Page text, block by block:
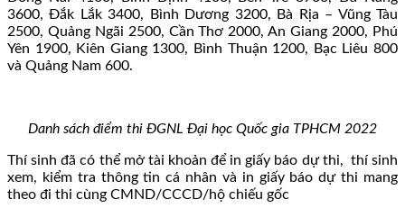
3600, Đắk Lắk 3400, Bình Dương 3200, Bà Rịa – Vũng Tàu
2500, Quảng Ngãi 2500, Cần Thơ 2000, An Giang 2000, Phú
Yên 1900, Kiên Giang 1300, Bình Thuận 1200, Bạc Liêu 800
và Quảng Nam 600.
Danh sách điểm thi ĐGNL Đại học Quốc gia TPHCM 2022
Thí sinh đã có thể mở tài khoản để in giấy báo dự thi, thí sinh
xem, kiểm tra thông tin cá nhân và in giấy báo dự thi mang
theo đi thi cùng CMND/CCCD/hộ chiếu gốc